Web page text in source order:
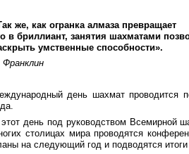
же, как огранка алмаза превращает
в бриллиант, занятия шахматами
умственные способности».
Франклин
день шахмат
день под руководством Всемирной
столицах мира проводятся
на следующий год и подводятся